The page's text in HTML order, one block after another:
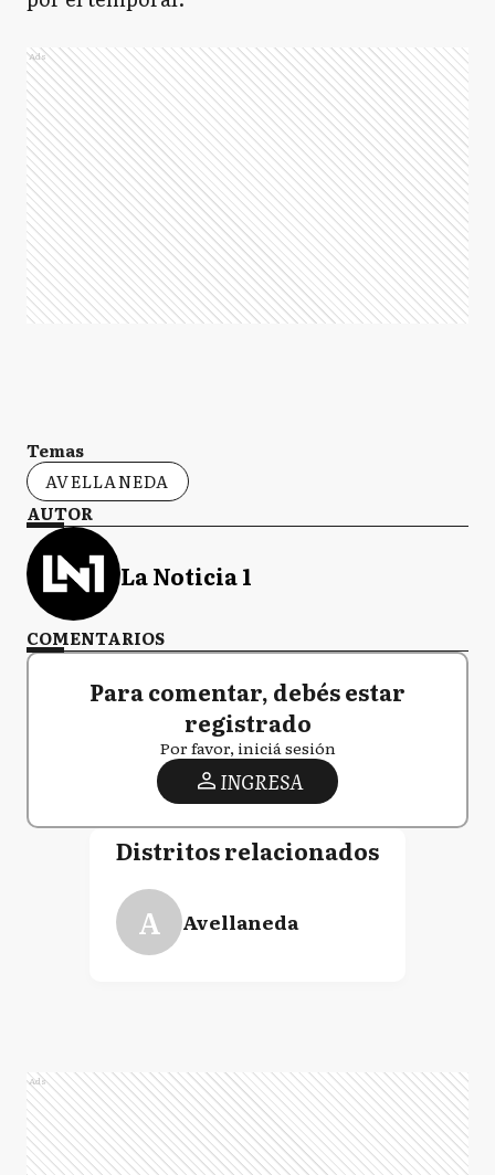
Ads
Temas
AVELLANEDA
AUTOR
La Noticia 1
COMENTARIOS
Para comentar, debés estar
registrado
Por favor, iniciá sesión
INGRESA
Distritos relacionados
A Avellaneda
Ads